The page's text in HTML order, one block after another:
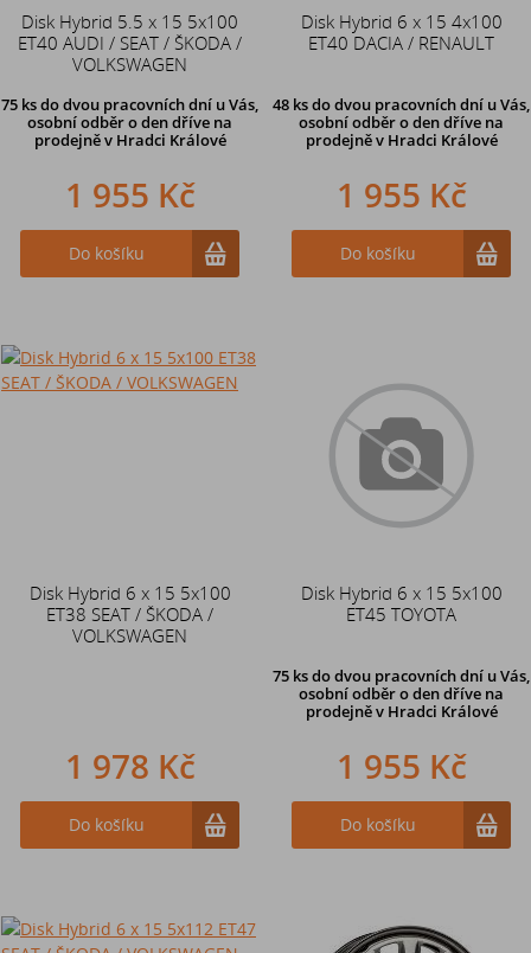
Disk Hybrid 5.5 x 15 5x100
ET40 AUDI / SEAT / ŠKODA /
VOLKSWAGEN
75 ksdo dvou pracovních dní u Vás,
osobní odběr o den dříve na
prodejně v Hradci Králové
1 955 Kč
Do košíku
Disk Hybrid 6 x 15 4x100
ET40 DACIA / RENAULT
48 ksdo dvou pracovních dní u Vás,
osobní odběr o den dříve na
prodejně v Hradci Králové
1 955 Kč
Do košíku
Disk Hybrid 6 x 15 5x100
ET38 SEAT / ŠKODA /
VOLKSWAGEN
1 978 Kč
Do košíku
Disk Hybrid 6 x 15 5x100
ET45 TOYOTA
75 ksdo dvou pracovních dní u Vás,
osobní odběr o den dříve na
prodejně v Hradci Králové
1 955 Kč
Do košíku